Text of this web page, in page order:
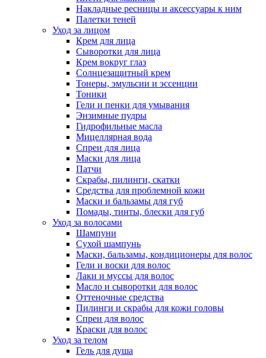
Накладные ресницы и аксессуары к ним
Палетки теней
Уход за лицом
Крем для лица
Сыворотки для лица
Крем вокруг глаз
Солнцезащитный крем
Тонеры, эмульсии и эссенции
Тоники
Гели и пенки для умывания
Энзимные пудры
Гидрофильные масла
Мицеллярная вода
Спреи для лица
Маски для лица
Патчи
Скрабы, пилинги, скатки
Средства для проблемной кожи
Маски и бальзамы для губ
Помады, тинты, блески для губ
Уход за волосами
Шампуни
Сухой шампунь
Маски, бальзамы, кондиционеры для волос
Гели и воски для волос
Лаки и муссы для волос
Масло и сыворотки для волос
Оттеночные средства
Пилинги и скрабы для кожи головы
Спреи для волос
Краски для волос
Уход за телом
Гель для душа